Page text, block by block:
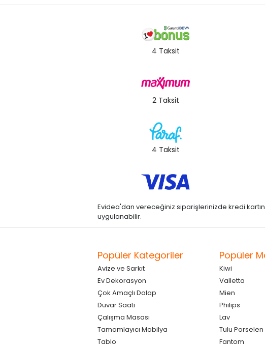
4 Taksit
2 Taksit
4 Taksit
Evidea'dan vereceğiniz siparişlerinizde kredi
uygulanabilir.
Popüler Kategoriler
Avize ve Sarkıt
Ev Dekorasyon
Çok Amaçlı Dolap
Duvar Saati
Çalışma Masası
Tamamlayıcı Mobilya
Tablo
Popüler
Kiwi
Valletta
Mien
Philips
Lav
Tulu Porselen
Fantom